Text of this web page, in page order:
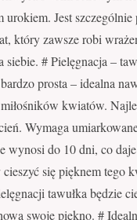
urokiem. Jest szczególnie
który zawsze robi
siebie. # Pielęgnacja –
prosta – idealna
kwiatów.
Wymaga
wynosi do 10 dni, co
cieszyć się pięknem tego
tawułka będzie
swoje piękno. #